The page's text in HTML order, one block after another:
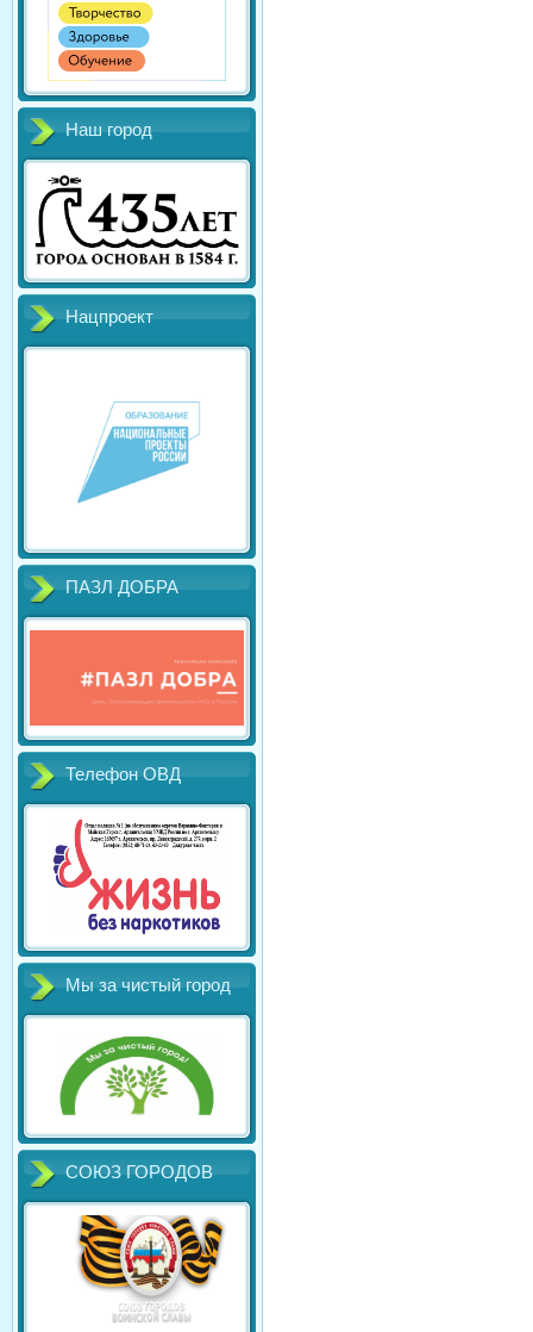
Наш город
Нацпроект
ПАЗЛ ДОБРА
Телефон ОВД
Мы за чистый город
СОЮЗ ГОРОДОВ